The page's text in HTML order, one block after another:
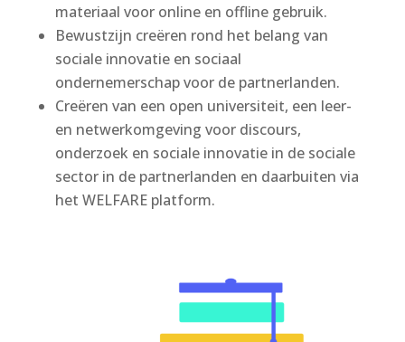
materiaal voor online en offline gebruik.
Bewustzijn creëren rond het belang van
sociale innovatie en sociaal
ondernemerschap voor de partnerlanden.
Creëren van een open universiteit, een leer-
en netwerkomgeving voor discours,
onderzoek en sociale innovatie in de sociale
sector in de partnerlanden en daarbuiten via
het WELFARE platform.